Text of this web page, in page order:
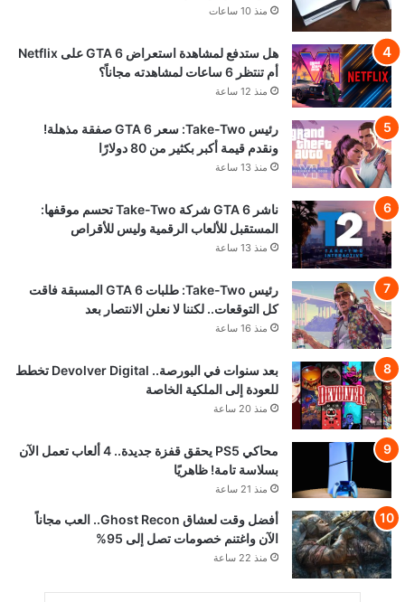
منذ 10 ساعات
هل ستدفع لمشاهدة استعراض GTA 6 على Netflix
أم تنتظر 6 ساعات لمشاهدته مجاناً؟
منذ 12 ساعة
رئيس Take-Two: سعر GTA 6 صفقة مذهلة!
ونقدم قيمة أكبر بكثير من 80 دولارًا
منذ 13 ساعة
ناشر GTA 6 شركة Take-Two تحسم موقفها:
المستقبل للألعاب الرقمية وليس للأقراص
منذ 13 ساعة
رئيس Take-Two: طلبات GTA 6 المسبقة فاقت
كل التوقعات.. لكننا لا نعلن الانتصار بعد
منذ 16 ساعة
بعد سنوات في البورصة.. Devolver Digital تخطط
للعودة إلى الملكية الخاصة
منذ 20 ساعة
محاكي PS5 يحقق قفزة جديدة.. 4 ألعاب تعمل الآن
بسلاسة تامة! ظاهريًا
منذ 21 ساعة
أفضل وقت لعشاق Ghost Recon.. العب مجاناً
الآن واغتنم خصومات تصل إلى 95%
منذ 22 ساعة